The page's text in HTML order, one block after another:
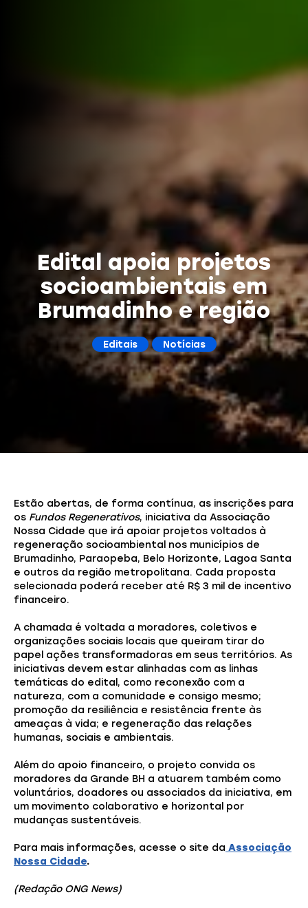
Edital apoia projetos
socioambientais em
Brumadinho e região
Editais Notícias
Estão abertas, de forma contínua, as inscrições para
os Fundos Regenerativos, iniciativa da Associação
Nossa Cidade que irá apoiar projetos voltados à
regeneração socioambiental nos municípios de
Brumadinho, Paraopeba, Belo Horizonte, Lagoa Santa
e outros da região metropolitana. Cada proposta
selecionada poderá receber até R$ 3 mil de incentivo
financeiro.
A chamada é voltada a moradores, coletivos e
organizações sociais locais que queiram tirar do
papel ações transformadoras em seus territórios. As
iniciativas devem estar alinhadas com as linhas
temáticas do edital, como reconexão com a
natureza, com a comunidade e consigo mesmo;
promoção da resiliência e resistência frente às
ameaças à vida; e regeneração das relações
humanas, sociais e ambientais.
Além do apoio financeiro, o projeto convida os
moradores da Grande BH a atuarem também como
voluntários, doadores ou associados da iniciativa, em
um movimento colaborativo e horizontal por
mudanças sustentáveis.
Para mais informações, acesse o site da Associação
Nossa Cidade.
(Redação ONG News)